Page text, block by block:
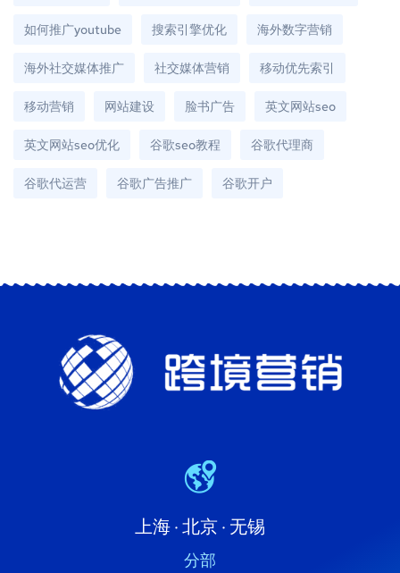
如何推广youtube 搜索引擎优化 海外数字营销
海外社交媒体推广 社交媒体营销 移动优先索引
移动营销 网站建设 脸书广告 英文网站seo
英文网站seo优化 谷歌seo教程 谷歌代理商
谷歌代运营 谷歌广告推广 谷歌开户
上海 · 北京 · 无锡
分部